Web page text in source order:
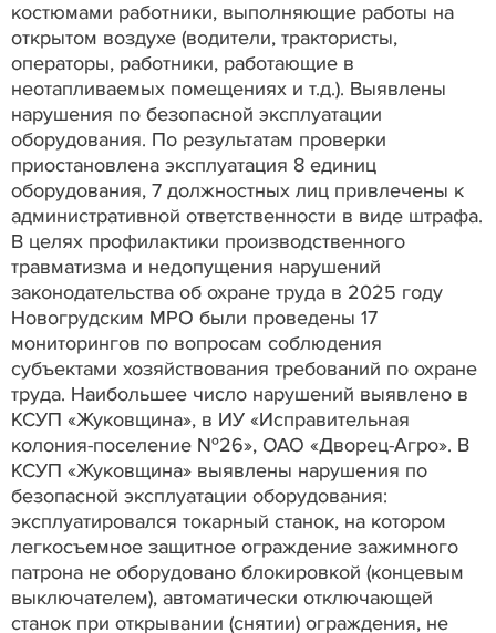
костюмами работники, выполняющие работы на
открытом воздухе (водители, трактористы,
операторы, работники, работающие в
неотапливаемых помещениях и т.д.). Выявлены
нарушения по безопасной эксплуатации
оборудования. По результатам проверки
приостановлена эксплуатация 8 единиц
оборудования, 7 должностных лиц привлечены к
административной ответственности в виде штрафа.
В целях профилактики производственного
травматизма и недопущения нарушений
законодательства об охране труда в 2025 году
Новогрудским МРО были проведены 17
мониторингов по вопросам соблюдения
субъектами хозяйствования требований по охране
труда. Наибольшее число нарушений выявлено в
КСУП «Жуковщина», в ИУ «Исправительная
колония-поселение №26», ОАО «Дворец-Агро». В
КСУП «Жуковщина» выявлены нарушения по
безопасной эксплуатации оборудования:
эксплуатировался токарный станок, на котором
легкосъемное защитное ограждение зажимного
патрона не оборудовано блокировкой (концевым
выключателем), автоматически отключающей
станок при открывании (снятии) ограждения, не